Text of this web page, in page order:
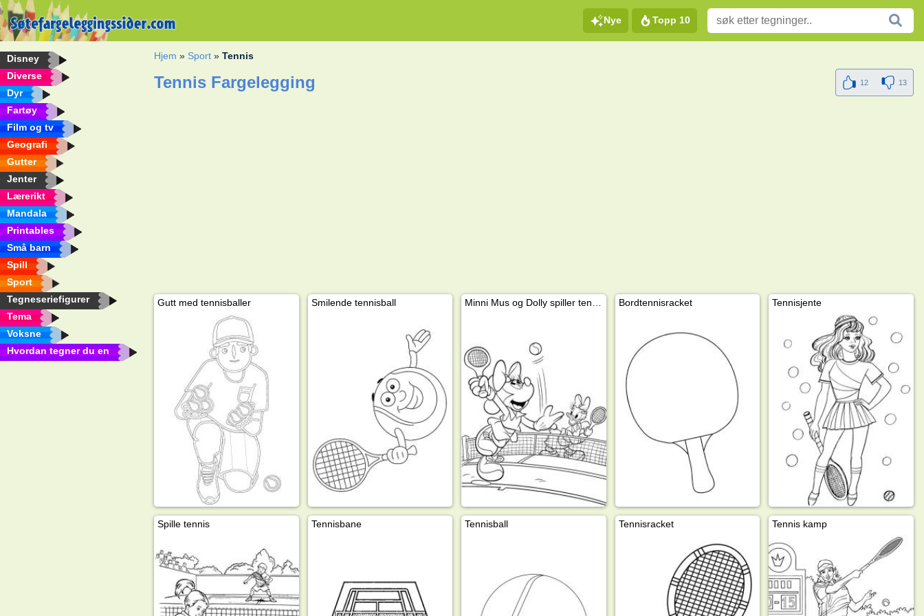
Nye Topp 10
Disney
Diverse
Dyr
Fartøy
Film og tv
Geografi
Gutter
Jenter
Lærerikt
Mandala
Printables
Små barn
Spill
Sport
Tegneseriefigurer
Tema
Voksne
Hvordan tegner du en
Hjem » Sport »Tennis
Tennis Fargelegging 12 13
Gutt med tennisballer Smilende tennisball Bordtennisracket Tennisjente
Spille tennis Tennisbane Tennisball Tennisracket Tennis kamp